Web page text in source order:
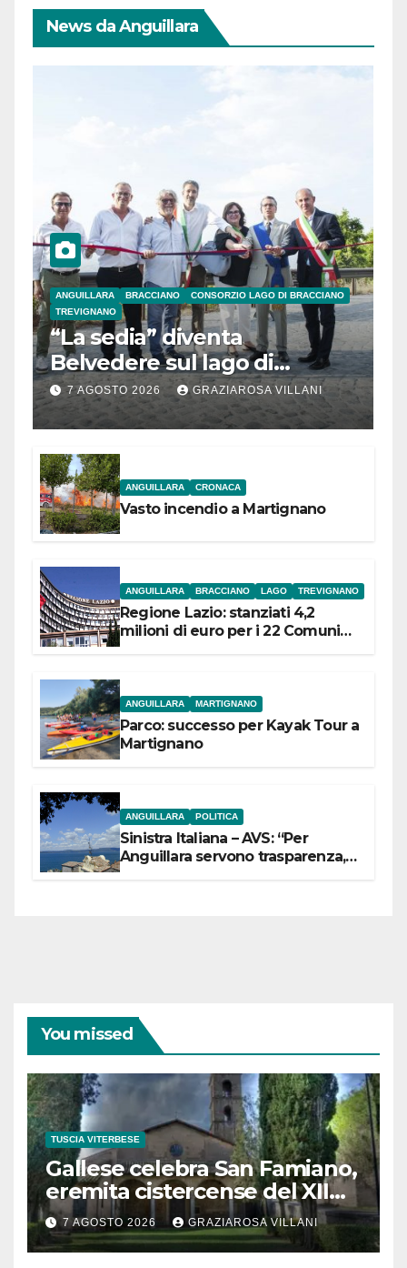
News da Anguillara
ANGUILLARA BRACCIANO
CONSORZIO LAGO DI BRACCIANO
TREVIGNANO
“La sedia” diventa
Belvedere sul lago di
Bracciano: ieri
l’inaugurazione
7 AGOSTO 2026 GRAZIAROSA VILLANI
ANGUILLARA CRONACA
Vasto incendio a Martignano
ANGUILLARA BRACCIANO LAGO TREVIGNANO
Regione Lazio: stanziati 4,2
milioni di euro per i 22 Comuni
ANGUILLARA MARTIGNANO
Parco: successo per Kayak Tour a
Martignano
ANGUILLARA POLITICA
Sinistra Italiana – AVS: “Per
Anguillara servono trasparenza,
You missed
TUSCIA VITERBESE
Gallese celebra San Famiano,
eremita cistercense del XII
secolo
7 AGOSTO 2026 GRAZIAROSA VILLANI